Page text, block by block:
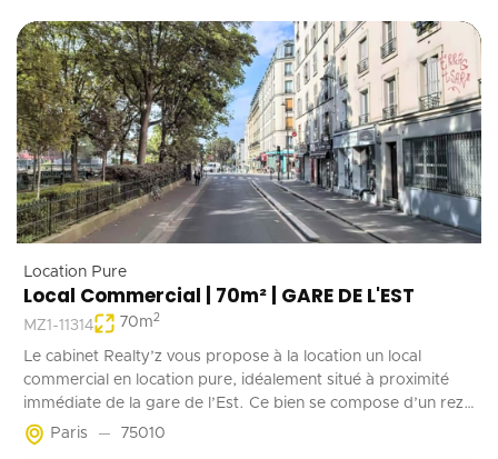
Location Pure
Local Commercial | 70m² | GARE DE L'EST
MZ1-11314 70m2
Le cabinet Realty’z vous propose à la location un local
commercial en location pure, idéalement situé à proximité
immédiate de la gare de l’Est. Ce bien se compose d’un rez-
de-chaussée de 70 m² accessible à la fois depuis la rue et les
parties communes de l’immeuble. Deux emplacements de
Paris 75010